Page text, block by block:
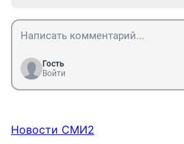
Гость
Войти
Новости СМИ2